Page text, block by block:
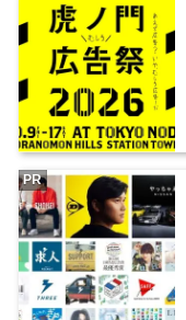
PR